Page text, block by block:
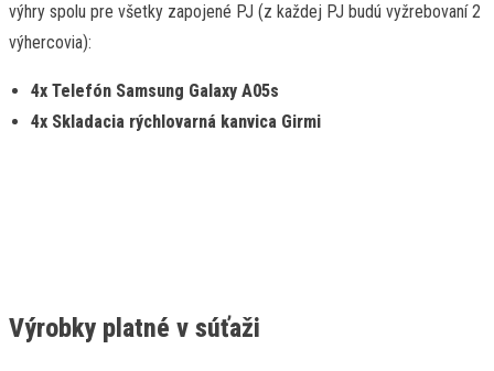
výhry spolu pre všetky zapojené PJ (z každej PJ budú vyžrebovaní 2
výhercovia):
4x Telefón Samsung Galaxy A05s
4x Skladacia rýchlovarná kanvica Girmi
Výrobky platné v súťaži